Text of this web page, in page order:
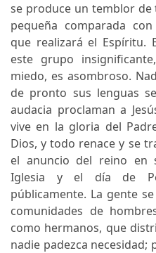
se produce un temblor de
pequeña comparada
que realizará el Espíritu.
este grupo
miedo, es asombroso.
de pronto sus lenguas
audacia proclaman a
vive en la gloria del
Dios, y todo renace y se
el anuncio del reino en
Iglesia y el día de
públicamente. La gente
comunidades de
como hermanos, que
nadie padezca